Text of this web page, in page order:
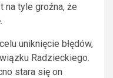
na tyle groźna, że
uniknięcie błędów,
Radzieckiego.
stara się on